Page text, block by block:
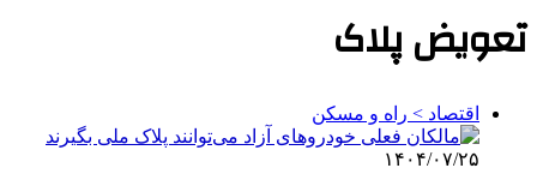
تعویض پلاک
اقتصاد > راه و مسکن
۱۴۰۴/۰۷/۲۵